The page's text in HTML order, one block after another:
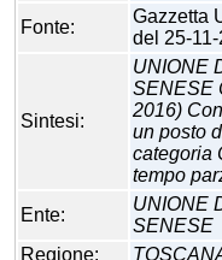
Fonte:
Gazzetta
del 25-
Sintesi:
UNIONE
SENESE
2016)
un posto
categoria
tempo
Ente:
UNIONE
SENESE
Regione: